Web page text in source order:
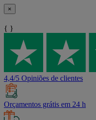
×
{ }
4,4/5 Opiniões de clientes
Orçamentos grátis em 24 h